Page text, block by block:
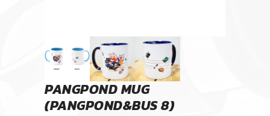
PANGPOND MUG
(PANGPOND&BUS 8)